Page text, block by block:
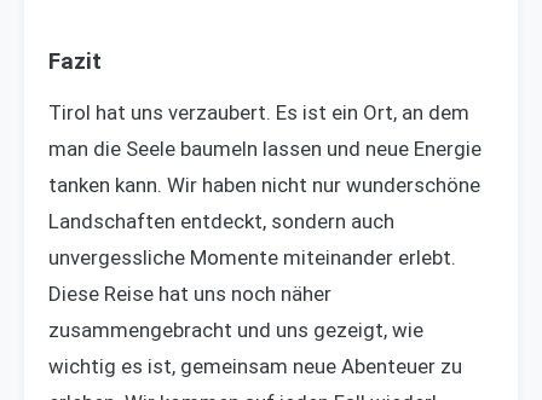
Fazit
Tirol hat uns verzaubert. Es ist ein Ort, an dem
man die Seele baumeln lassen und neue Energie
tanken kann. Wir haben nicht nur wunderschöne
Landschaften entdeckt, sondern auch
unvergessliche Momente miteinander erlebt.
Diese Reise hat uns noch näher
zusammengebracht und uns gezeigt, wie
wichtig es ist, gemeinsam neue Abenteuer zu